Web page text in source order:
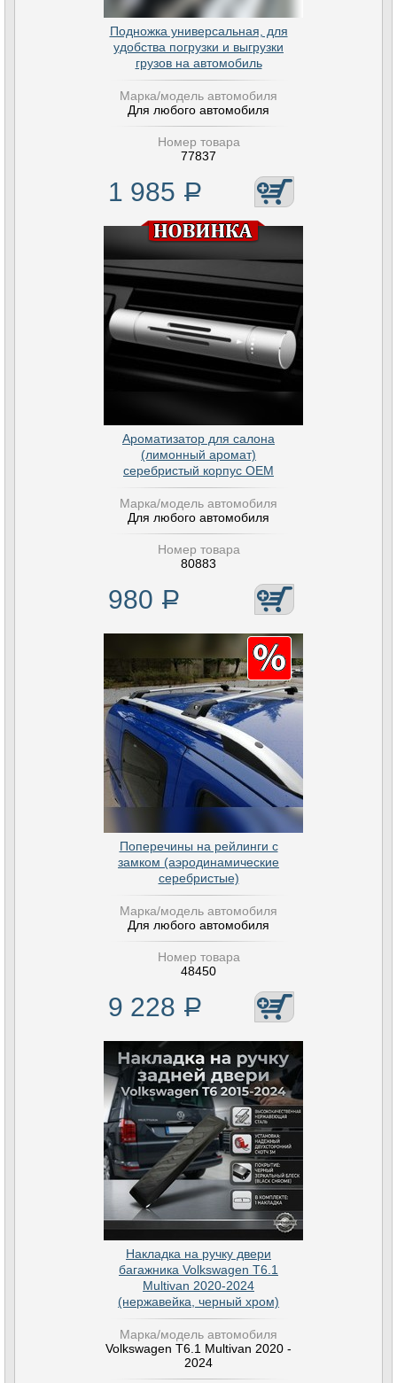
Подножка универсальная, для
удобства погрузки и выгрузки
грузов на автомобиль
Марка/модель автомобиля
Для любого автомобиля
Номер товара
77837
1 985 Р
Ароматизатор для салона
(лимонный аромат)
серебристый корпус OEM
Марка/модель автомобиля
Для любого автомобиля
Номер товара
80883
980 Р
Поперечины на рейлинги с
замком (аэродинамические
серебристые)
Марка/модель автомобиля
Для любого автомобиля
Номер товара
48450
9 228 Р
Накладка на ручку двери
багажника Volkswagen T6.1
Multivan 2020-2024
(нержавейка, черный хром)
Марка/модель автомобиля
Volkswagen T6.1 Multivan 2020 -
2024